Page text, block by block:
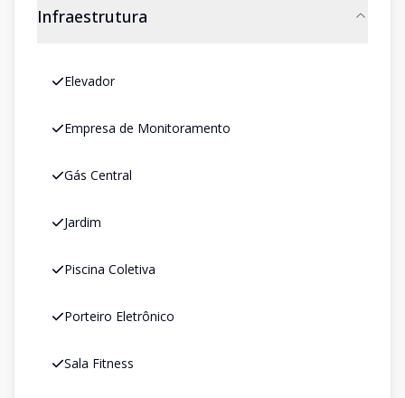
Infraestrutura
Elevador
Empresa de Monitoramento
Gás Central
Jardim
Piscina Coletiva
Porteiro Eletrônico
Sala Fitness